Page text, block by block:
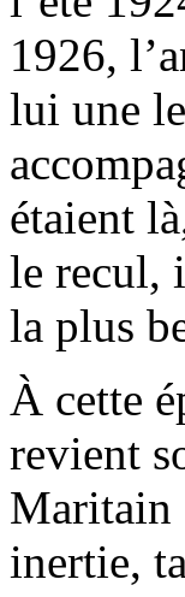
1926,
lui une
étaient
le recul,
la plus
À cette
revient
Maritain
inertie,